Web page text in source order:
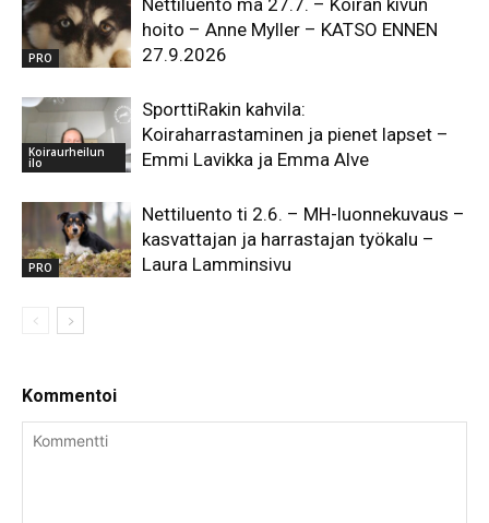
PRO
hoito – Anne Myller – KATSO ENNEN
27.9.2026
Koiraurheilun
ilo
SporttiRakin kahvila:
Koiraharrastaminen ja pienet lapset –
Emmi Lavikka ja Emma Alve
PRO
Nettiluento ti 2.6. – MH-luonnekuvaus –
kasvattajan ja harrastajan työkalu –
Laura Lamminsivu
Kommentoi